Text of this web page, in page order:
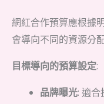
網紅合作預算應根據
會導向不同的資源分
目標導向的預算設定:
品牌曝光: 適